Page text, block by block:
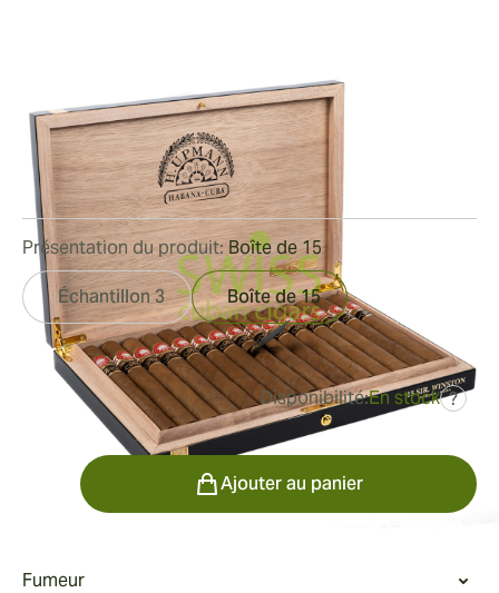
Reserva Cosecha 2011
Bague de jauge:47 Longueur:178 mm / 7 pouces
Commentaires
662,77 € était828,46 €
Disponibilité:En stock ?
Présentation du produit: Boîte de 15
Échantillon 3 Boîte de 15
Ajouter au panier
Fumeur